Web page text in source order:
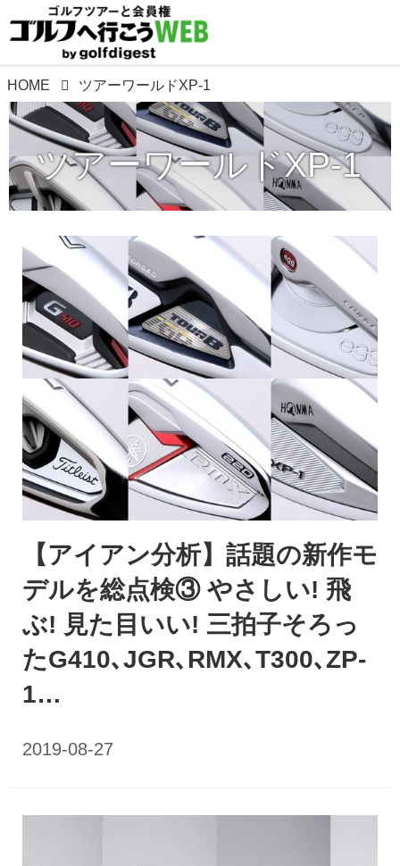
HOME ツアーワールドXP-1
ツアーワールドXP-1
【アイアン分析】話題の新作モ
デルを総点検③ やさしい! 飛
ぶ! 見た目いい! 三拍子そろっ
たG410､JGR､RMX､T300､ZP-
1…